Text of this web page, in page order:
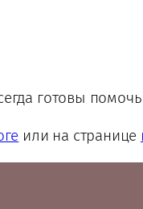
готовы
или на странице